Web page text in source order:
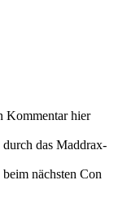
Kommentar hier
das Maddrax-
nächsten Con